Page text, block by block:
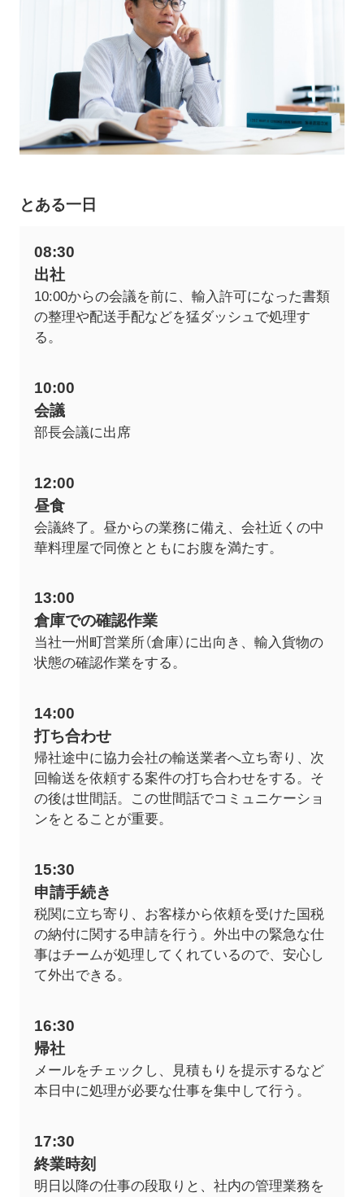
とある一日
08:30
出社
10:00からの会議を前に、輸入許可になった書類
の整理や配送手配などを猛ダッシュで処理す
る。
10:00
会議
部長会議に出席
12:00
昼食
会議終了。昼からの業務に備え、会社近くの中
華料理屋で同僚とともにお腹を満たす。
13:00
倉庫での確認作業
当社一州町営業所（倉庫）に出向き、輸入貨物の
状態の確認作業をする。
14:00
打ち合わせ
帰社途中に協力会社の輸送業者へ立ち寄り、次
回輸送を依頼する案件の打ち合わせをする。そ
の後は世間話。この世間話でコミュニケーショ
ンをとることが重要。
15:30
申請手続き
税関に立ち寄り、お客様から依頼を受けた国税
の納付に関する申請を行う。外出中の緊急な仕
事はチームが処理してくれているので、安心し
て外出できる。
16:30
帰社
メールをチェックし、見積もりを提示するなど
本日中に処理が必要な仕事を集中して行う。
17:30
終業時刻
明日以降の仕事の段取りと、社内の管理業務を